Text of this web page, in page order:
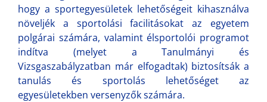
hogy a sportegyesületek lehetőségeit kihasználva
növeljék a sportolási facilitásokat az egyetem
polgárai számára, valamint élsportolói programot
indítva (melyet a Tanulmányi és
Vizsgaszabályzatban már elfogadtak) biztosítsák a
tanulás és sportolás lehetőséget az
egyesületekben versenyzők számára.